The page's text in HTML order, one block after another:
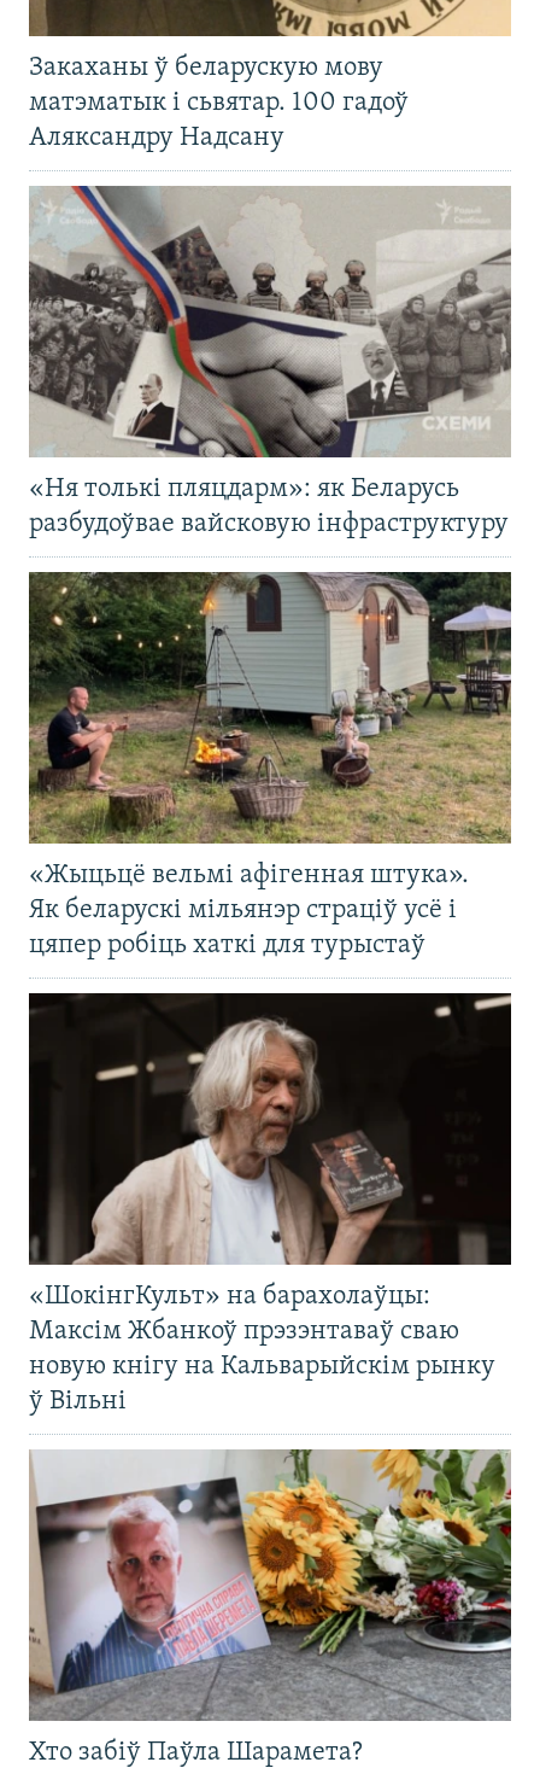
Закаханы ў беларускую мову
матэматык і сьвятар. 100 гадоў
Аляксандру Надсану
«Ня толькі пляцдарм»: як Беларусь
разбудоўвае вайсковую інфраструктуру
«Жыцьцё вельмі афігенная штука».
Як беларускі мільянэр страціў усё і
цяпер робіць хаткі для турыстаў
«ШокінгКульт» на барахолаўцы:
Максім Жбанкоў прэзэнтаваў сваю
новую кнігу на Кальварыйскім рынку
ў Вільні
Хто забіў Паўла Шарамета?